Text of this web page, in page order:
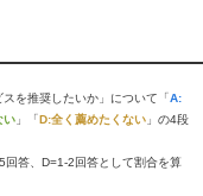
を推奨したいか」について「A:
い 」「D:全く薦めたくない 」の4段
答、D=1-2回答として割合を算